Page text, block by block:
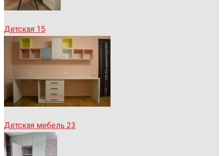
Детская 15
Детская мебель 23